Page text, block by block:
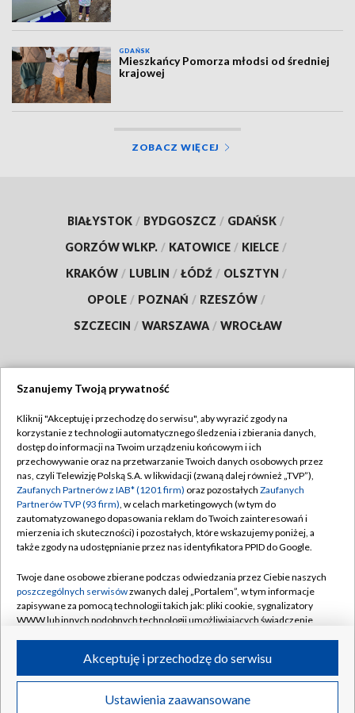
GDAŃSK
Mieszkańcy Pomorza młodsi od średniej
krajowej
ZOBACZ WIĘCEJ
BIAŁYSTOK / BYDGOSZCZ / GDAŃSK /
GORZÓW WLKP. / KATOWICE / KIELCE /
KRAKÓW / LUBLIN / ŁÓDŹ / OLSZTYN /
OPOLE / POZNAŃ / RZESZÓW /
SZCZECIN / WARSZAWA / WROCŁAW
TVP
Abonament TVP
Emisja w TVP
Centrum informacji TVP
Naziemna Telewizja Cyfrowa
Rada Programowa
System NOS
Informacje o nadawcy
Program dla prasy
Regulamin TVP
Polityka prywatności
Moje zgody
Pomoc
Kontakt
Kanały
©2026 Telewizja Polska S.A. w likwidacji
Szanujemy Twoją prywatność
Kliknij "Akceptuję i przechodzę do serwisu", aby wyrazić zgody na
korzystanie z technologii automatycznego śledzenia i zbierania danych,
dostęp do informacji na Twoim urządzeniu końcowym i ich
przechowywanie oraz na przetwarzanie Twoich danych osobowych przez
nas, czyli Telewizję Polską S.A. w likwidacji (zwaną dalej również „TVP”),
Zaufanych Partnerów z IAB* (1201 firm) oraz pozostałych Zaufanych
Partnerów TVP (93 firm), w celach marketingowych (w tym do
zautomatyzowanego dopasowania reklam do Twoich zainteresowań i
mierzenia ich skuteczności) i pozostałych, które wskazujemy poniżej, a
także zgody na udostępnianie przez nas identyfikatora PPID do Google.
Twoje dane osobowe zbierane podczas odwiedzania przez Ciebie naszych
poszczególnych serwisówzwanych dalej „Portalem”, w tym informacje
zapisywane za pomocą technologii takich jak: pliki cookie, sygnalizatory
WWW lub innych podobnych technologii umożliwiających świadczenie
ruchu w Internecie.
Twoje dane osobowe zbierane podczas odwiedzania przez Ciebie
poszczególnych serwisówna Portalu, takie jak adresy IP, identyfikatory
Ustawienia zaawansowane
Akceptuję i przechodzę do serwisu